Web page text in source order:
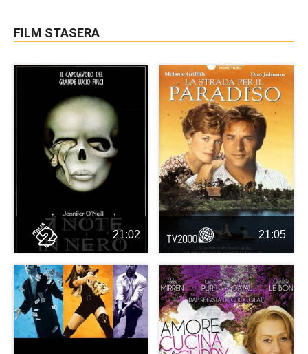
FILM STASERA
21:02 21:05